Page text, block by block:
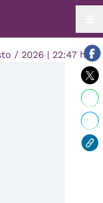
/ 2026 | 22:47 hrs.